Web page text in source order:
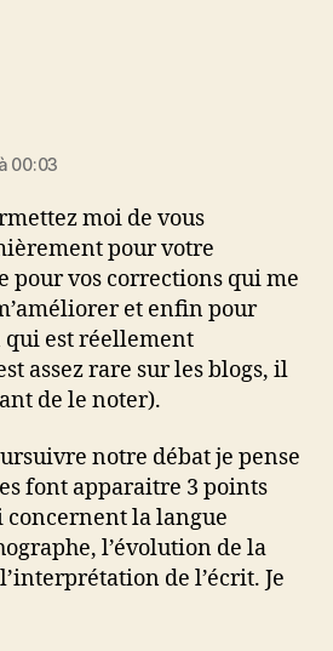
00:03
moi de vous
pour votre
pour vos corrections qui me
et enfin pour
qui est réellement
assez rare sur les blogs, il
de le noter).
notre débat je pense
font apparaitre 3 points
concernent la langue
l’évolution de la
de l’écrit. Je